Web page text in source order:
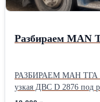
РАЗБИРАЕМ МАН ТГА Кабина 1-ой комплектации высокая
узкая ДВС D 2876 под
HY1350 перед.3710